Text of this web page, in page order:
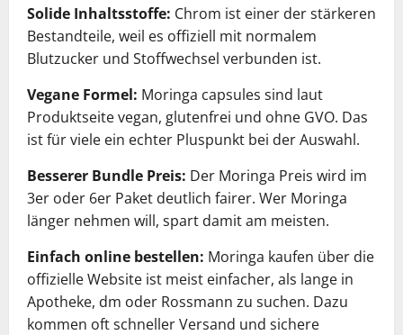
Solide Inhaltsstoffe: Chrom ist einer der stärkeren
Bestandteile, weil es offiziell mit normalem
Blutzucker und Stoffwechsel verbunden ist.
Vegane Formel: Moringa capsules sind laut
Produktseite vegan, glutenfrei und ohne GVO. Das
ist für viele ein echter Pluspunkt bei der Auswahl.
Besserer Bundle Preis: Der Moringa Preis wird im
3er oder 6er Paket deutlich fairer. Wer Moringa
länger nehmen will, spart damit am meisten.
Einfach online bestellen: Moringa kaufen über die
offizielle Website ist meist einfacher, als lange in
Apotheke, dm oder Rossmann zu suchen. Dazu
kommen oft schneller Versand und sichere